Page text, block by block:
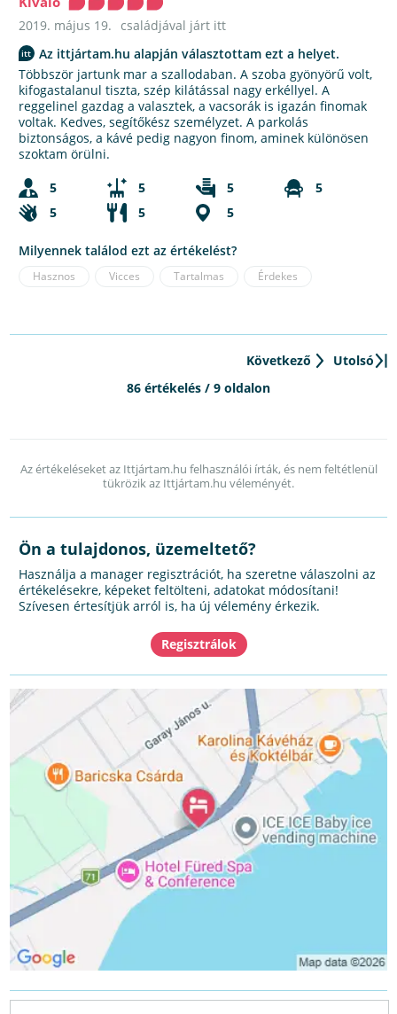
2019. május 19.
családjával járt itt
Az ittjártam.hu alapján választottam ezt a helyet.
Többször jartunk mar a szallodaban. A szoba gyönyörű volt,
kifogastalanul tiszta, szép kilátással nagy erkéllyel. A
reggelinel gazdag a valasztek, a vacsorák is igazán finomak
voltak. Kedves, segítőkész személyzet. A parkolás
biztonságos, a kávé pedig nagyon finom, aminek különösen
szoktam örülni.
5
5 5
5
5
5 5
Milyennek találod ezt az értékelést?
Hasznos Vicces Tartalmas Érdekes
Következő
Utolsó
86 értékelés / 9 oldalon
Az értékeléseket az Ittjártam.hu felhasználói írták, és nem feltétlenül
tükrözik az Ittjártam.hu véleményét.
Ön a tulajdonos, üzemeltető?
Használja a manager regisztrációt, ha szeretne válaszolni az
értékelésekre, képeket feltölteni, adatokat módosítani!
Szívesen értesítjük arról is, ha új vélemény érkezik.